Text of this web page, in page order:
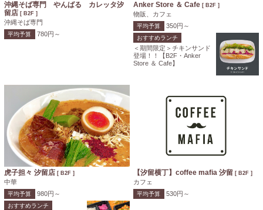
沖縄そば専門 やんばる カレッタ汐
留店 [ B2F ]
沖縄そば専門
平均予算 780円～
Anker Store ＆ Cafe [ B2F ]
物販、カフェ
平均予算 350円～
おすすめランチ
＜期間限定＞チキンサンド
登場！！【B2F・Anker
Store ＆ Cafe】
虎子担々 汐留店 [ B2F ]
中華
平均予算 980円～
おすすめランチ
【汐留横丁】coffee mafia 汐留 [ B2F ]
カフェ
平均予算 530円～